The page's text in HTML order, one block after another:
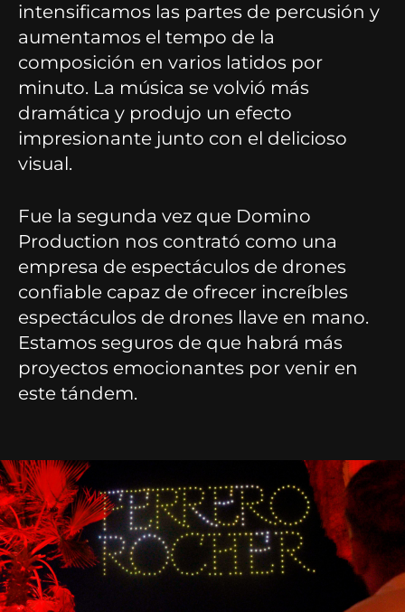
intensificamos las partes de percusión y
aumentamos el tempo de la
composición en varios latidos por
minuto. La música se volvió más
dramática y produjo un efecto
impresionante junto con el delicioso
visual.
Fue la segunda vez que Domino
Production nos contrató como una
empresa de espectáculos de drones
confiable capaz de ofrecer increíbles
espectáculos de drones llave en mano.
Estamos seguros de que habrá más
proyectos emocionantes por venir en
este tándem.